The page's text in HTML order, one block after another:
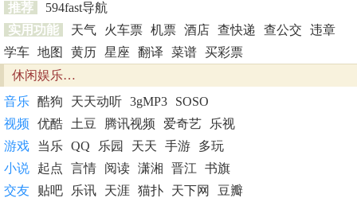
推荐
594fast导航
实用功能
天气 火车票 机票 酒店 查快递 查公交
违章
学车 地图 黄历 星座 翻译 菜谱 买彩票
休闲娱乐…
音乐 酷狗 天天动听 3gMP3
SOSO
视频
优酷 土豆 腾讯视频 爱奇艺
乐视
游戏
当乐 QQ 乐园 天天 手游
多玩
小说
起点 言情 阅读 潇湘 晋江
书旗
交友
贴吧 乐讯 天涯 猫扑 天下网
豆瓣